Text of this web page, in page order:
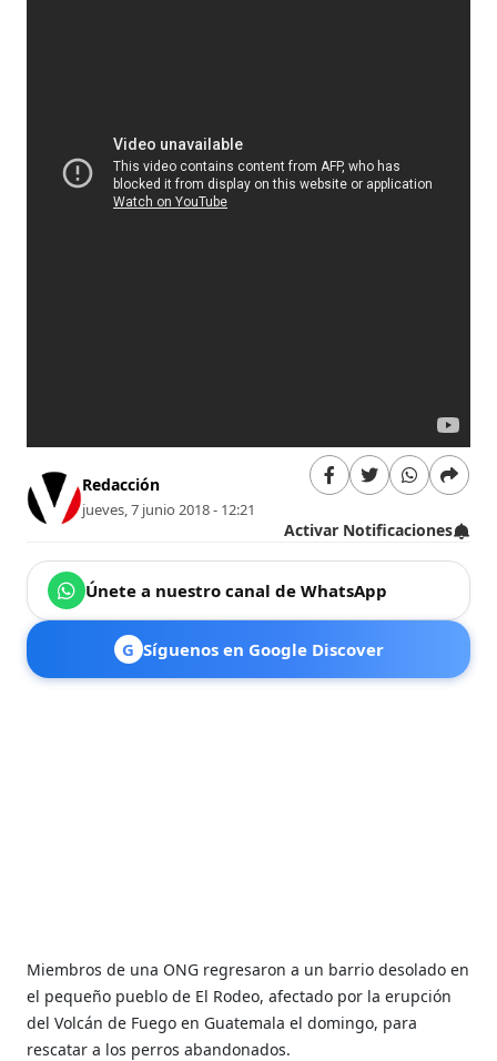
Redacción
jueves, 7 junio 2018 - 12:21
Activar Notificaciones
Únete a nuestro canal de WhatsApp
G Síguenos en Google Discover
Miembros de una ONG regresaron a un barrio desolado en
el pequeño pueblo de El Rodeo, afectado por la erupción
del Volcán de Fuego en Guatemala el domingo, para
rescatar a los perros abandonados.